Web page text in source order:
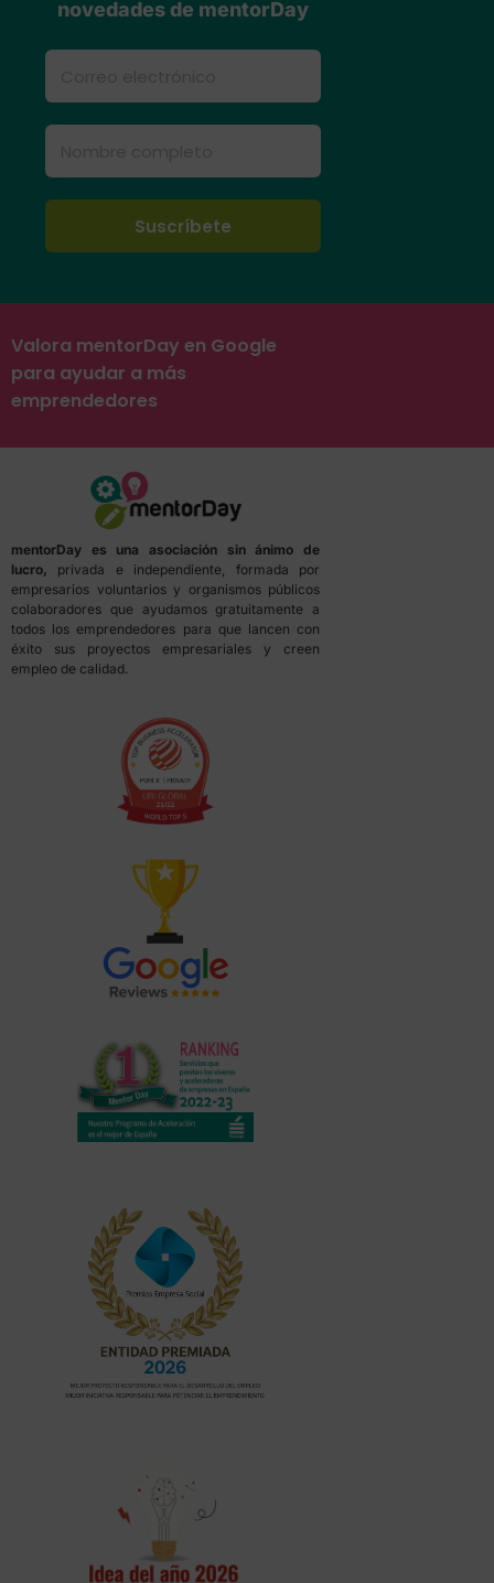
novedades de mentorDay
Valora mentorDay en Google
para ayudar a más
emprendedores
mentorDay es una asociación sin ánimo de
lucro, privada e independiente, formada por
empresarios voluntarios y organismos públicos
colaboradores que ayudamos gratuitamente a
todos los emprendedores para que lancen con
éxito sus proyectos empresariales y creen
empleo de calidad.